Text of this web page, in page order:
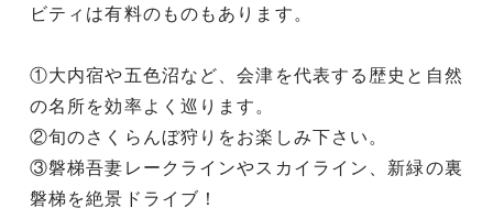
ビティは有料のものもあります。
①大内宿や五色沼など、会津を代表する歴史と自然
の名所を効率よく巡ります。
②旬のさくらんぼ狩りをお楽しみ下さい。
③磐梯吾妻レークラインやスカイライン、新緑の裏
磐梯を絶景ドライブ！